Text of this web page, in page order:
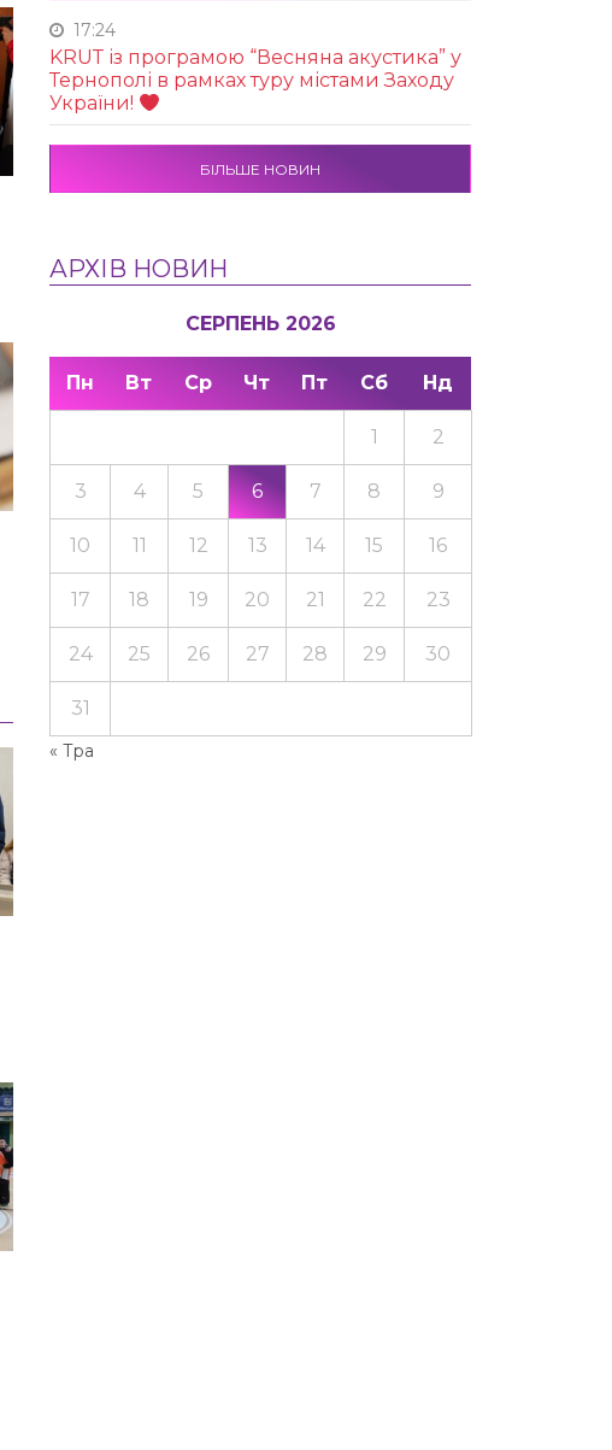
17:24
KRUТ із програмою “Весняна акустика” у
Тернополі в рамках туру містами Заходу
України!
БІЛЬШЕ НОВИН
АРХІВ НОВИН
СЕРПЕНЬ 2026
Пн Вт Ср Чт Пт Сб Нд
« Тра
1 2
3 4 5 6 7 8 9
10 11 12 13 14 15 16
17 18 19 20 21 22 23
24 25 26 27 28 29 30
31